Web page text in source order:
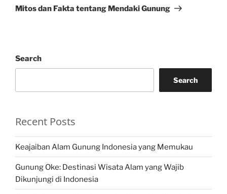
Post
Mitos dan Fakta tentang Mendaki Gunung
Search
Search
Recent Posts
Keajaiban Alam Gunung Indonesia yang Memukau
Gunung Oke: Destinasi Wisata Alam yang Wajib
Dikunjungi di Indonesia